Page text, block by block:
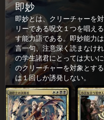
即妙
即妙とは、クリーチャーを
リーである呪文１つを唱え
す能力語である。即妙能力
言一句、注意深く読まなけ
の学生諸君にとっては大い
のクリーチャーを対象とす
は１回しか誘発しない。
調(ちょう)停(てい)士(し)の決(けっ)闘(とう)者(し
小(こ)言(ご